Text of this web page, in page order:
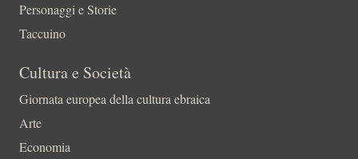
Personaggi e Storie
Taccuino
Cultura e Società
Giornata europea della cultura ebraica
Arte
Economia